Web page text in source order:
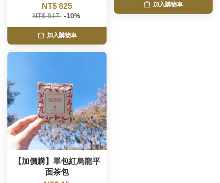
NT$ 825
NT$ 917 -10%
加入購物車
加入購物車
【加價購】單包紅烏龍平
面茶包